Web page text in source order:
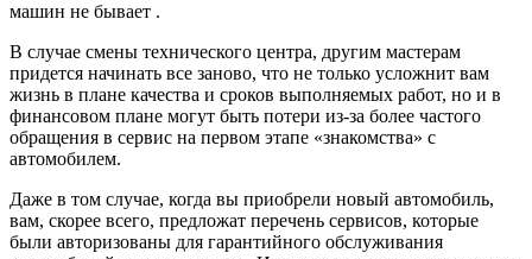
машин не бывает .
В случае смены технического центра, другим мастерам
придется начинать все заново, что не только усложнит вам
жизнь в плане качества и сроков выполняемых работ, но и в
финансовом плане могут быть потери из-за более частого
обращения в сервис на первом этапе «знакомства» с
автомобилем.
Даже в том случае, когда вы приобрели новый автомобиль,
вам, скорее всего, предложат перечень сервисов, которые
были авторизованы для гарантийного обслуживания